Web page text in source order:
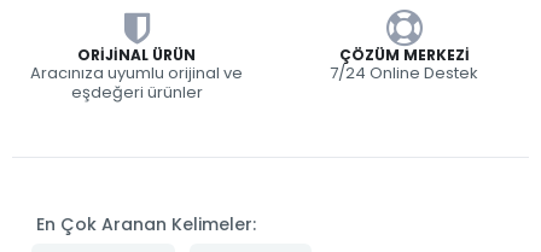
ORIJINAL ÜRÜN
Aracınıza uyumlu orijinal ve
eşdeğeri ürünler
ÇÖZÜM MERKEZI
7/24 Online Destek
En Çok Aranan Kelimeler: